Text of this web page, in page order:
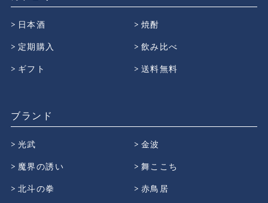
日本酒
焼酎
定期購入
飲み比べ
ギフト
送料無料
ブランド
光武
金波
魔界の誘い
舞ここち
北斗の拳
赤鳥居